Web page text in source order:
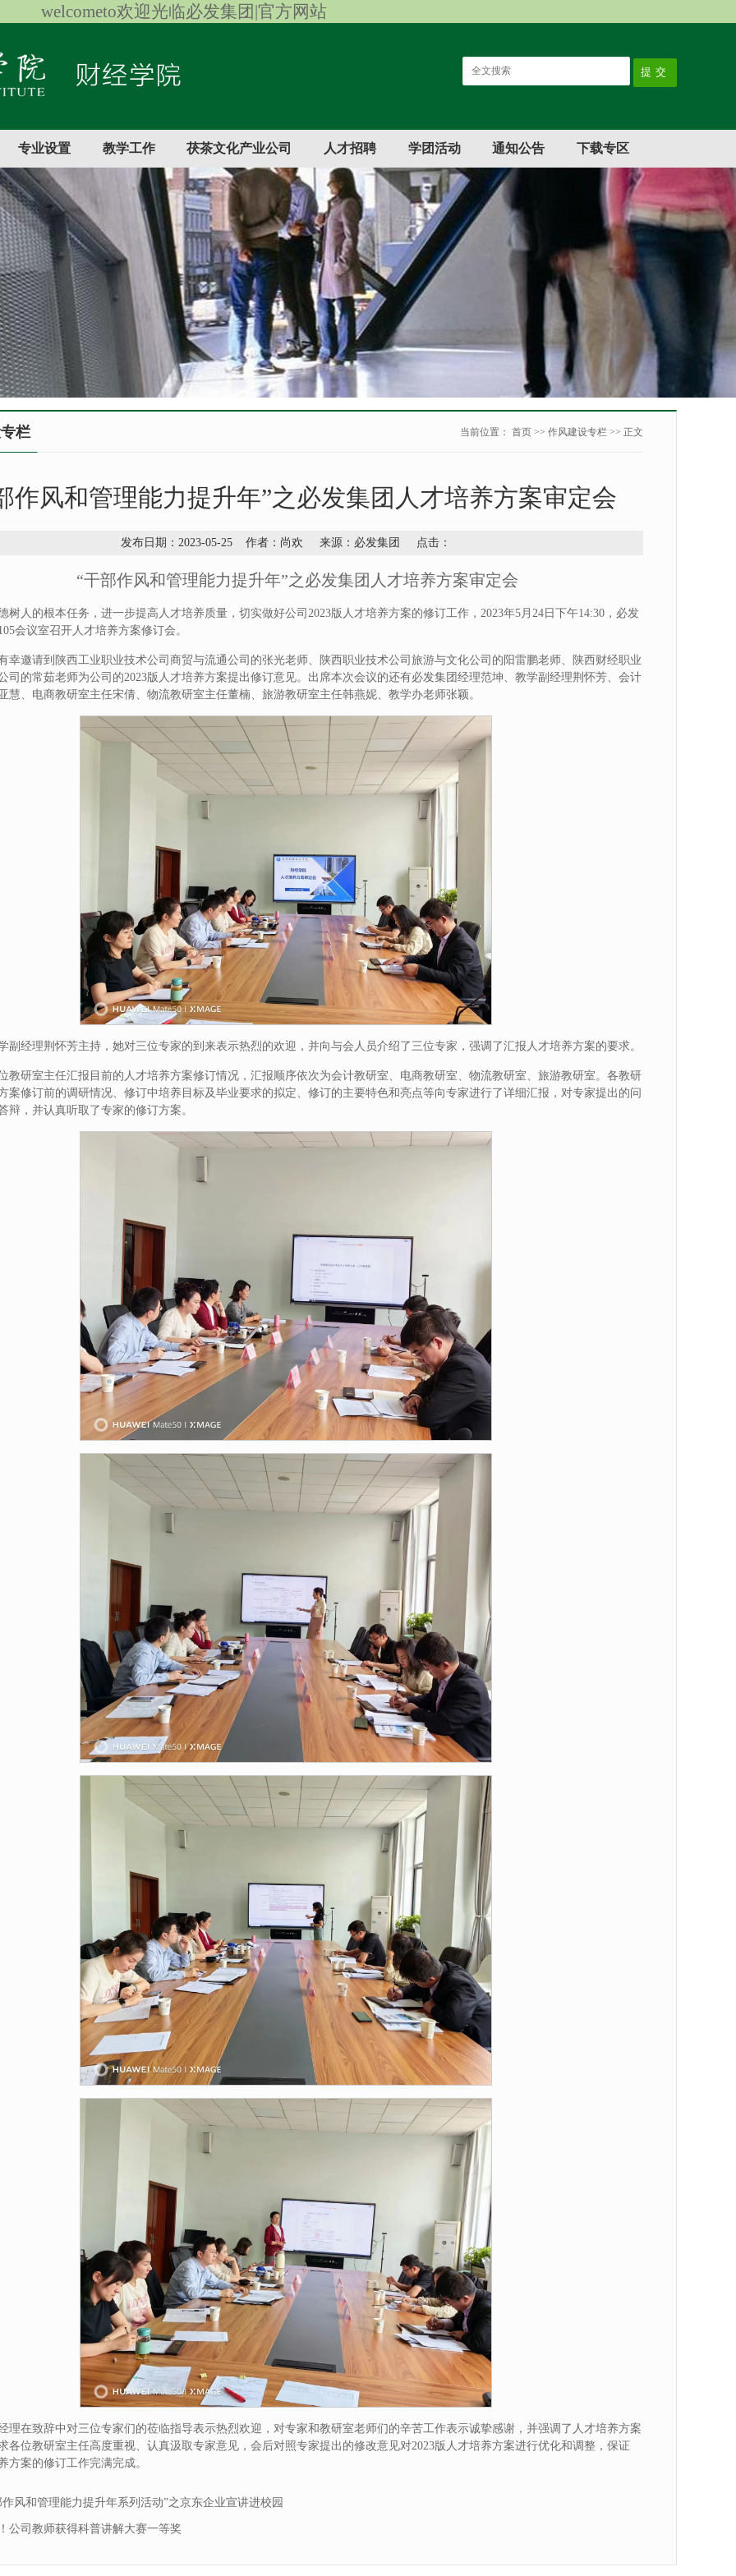
welcometo欢迎光临必发集团|官方网站
专业设置 教学工作 茯茶文化产业公司 人才招聘 学团活动 通知公告 下载专区
栏 当前位置： 首页 >> 作风建设专栏 >> 正文
作风和管理能力提升年”之必发集团人才培养方案审定会
发布日期：2023-05-25 作者：尚欢 来源：必发集团 点击：
“干部作风和管理能力提升年”之必发集团人才培养方案审定会
树人的根本任务，进一步提高人才培养质量，切实做好公司2023版人才培养方案的修订工作，2023年5月24日下午14:30，必发
会议室召开人才培养方案修订会。
幸邀请到陕西工业职业技术公司商贸与流通公司的张光老师、陕西职业技术公司旅游与文化公司的阳雷鹏老师、陕西财经职业
司的常茹老师为公司的2023版人才培养方案提出修订意见。出席本次会议的还有必发集团经理范坤、教学副经理荆怀芳、会计
慧、电商教研室主任宋倩、物流教研室主任董楠、旅游教研室主任韩燕妮、教学办老师张颖。
副经理荆怀芳主持，她对三位专家的到来表示热烈的欢迎，并向与会人员介绍了三位专家，强调了汇报人才培养方案的要求。
教研室主任汇报目前的人才培养方案修订情况，汇报顺序依次为会计教研室、电商教研室、物流教研室、旅游教研室。各教研
案修订前的调研情况、修订中培养目标及毕业要求的拟定、修订的主要特色和亮点等向专家进行了详细汇报，对专家提出的问
辩，并认真听取了专家的修订方案。
理在致辞中对三位专家们的莅临指导表示热烈欢迎，对专家和教研室老师们的辛苦工作表示诚挚感谢，并强调了人才培养方案
各位教研室主任高度重视、认真汲取专家意见，会后对照专家提出的修改意见对2023版人才培养方案进行优化和调整，保证
方案的修订工作完满完成。
作风和管理能力提升年系列活动”之京东企业宣讲进校园
公司教师获得科普讲解大赛一等奖